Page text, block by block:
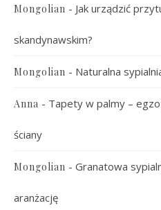
Mongolian - Jak urządzić
skandynawskim?
Mongolian - Naturalna
Anna - Tapety w palmy –
ściany
Mongolian - Granatowa
aranżację